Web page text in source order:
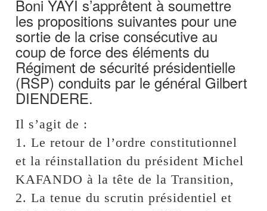
Boni YAYI s’apprêtent à soumettre
les propositions suivantes pour une
sortie de la crise consécutive au
coup de force des éléments du
Régiment de sécurité présidentielle
(RSP) conduits par le général Gilbert
DIENDERE.
Il s’agit de :
1. Le retour de l’ordre constitutionnel
et la réinstallation du président Michel
KAFANDO à la tête de la Transition,
2. La tenue du scrutin présidentiel et